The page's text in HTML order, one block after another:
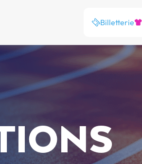
Billetterie